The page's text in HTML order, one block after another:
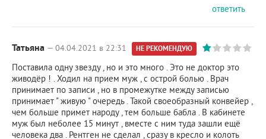
ответить
Татьяна — 04.04.2021 в 22:31 НЕ РЕКОМЕНДУЮ
Поставила одну звезду , но и это много . Это не доктор это
живодёр ! . Ходил на прием муж , с острой болью . Врач
принимает по записи , но в промежутке между записью
принимает " живую " очередь . Такой своеобразный конвейер ,
чем больше примет народу , тем больше бабла . В кабинете
муж был неболее 15 минут , вместе с ним туда зашли ещё
человека два . Рентген не сделал , сразу в кресло и колоть